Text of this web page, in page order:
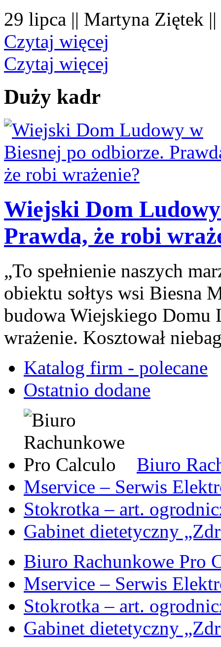
29 lipca || Martyna Ziętek
Czytaj więcej
Czytaj więcej
Duży kadr
Wiejski Dom
Prawda, że robi
„To spełnienie naszych
obiektu sołtys wsi Biesna
budowa Wiejskiego Domu
wrażenie. Kosztował
Katalog firm - polecane
Ostatnio dodane
Biuro
Mservice – Serwis
Stokrotka – art.
Gabinet dietetyczny
Biuro Rachunkowe Pro
Mservice – Serwis
Stokrotka – art.
Gabinet dietetyczny